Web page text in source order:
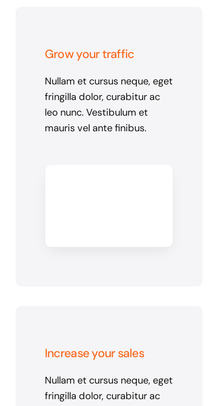
Grow your traffic
Nullam et cursus neque, eget
fringilla dolor, curabitur ac
leo nunc. Vestibulum et
mauris vel ante finibus.
Increase your sales
Nullam et cursus neque, eget
fringilla dolor, curabitur ac